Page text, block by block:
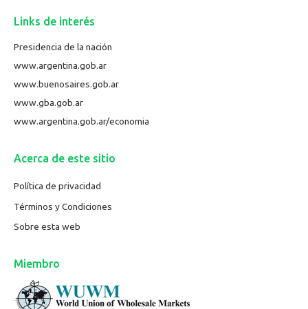
Links de interés
Presidencia de la nación
www.argentina.gob.ar
www.buenosaires.gob.ar
www.gba.gob.ar
www.argentina.gob.ar/economia
Acerca de este sitio
Política de privacidad
Términos y Condiciones
Sobre esta web
Miembro